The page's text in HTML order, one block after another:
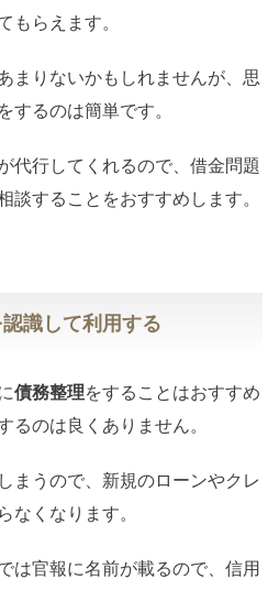
もらえます。
まりないかもしれませんが、思
をするのは簡単です。
代行してくれるので、借金問題
談することをおすすめします。
識して利用する
債務整理をすることはおすすめ
るのは良くありません。
まうので、新規のローンやクレ
なくなります。
は官報に名前が載るので、信用